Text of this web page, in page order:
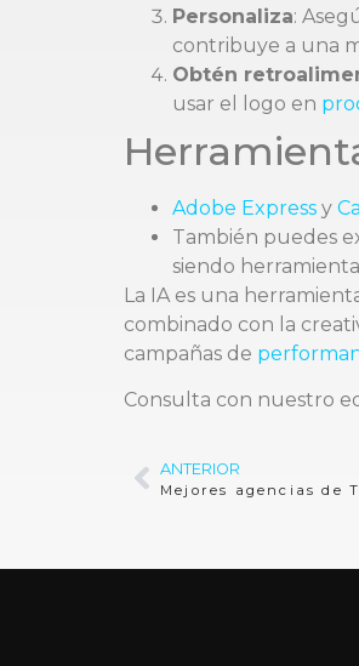
Personaliza:
contribuye a una
Obtén
usar el logo en
Adobe Express y
También puedes
siendo
La IA es una
combinado con la
campañas de
Consulta con nuestro
ANTERIOR
Mejores agencias de